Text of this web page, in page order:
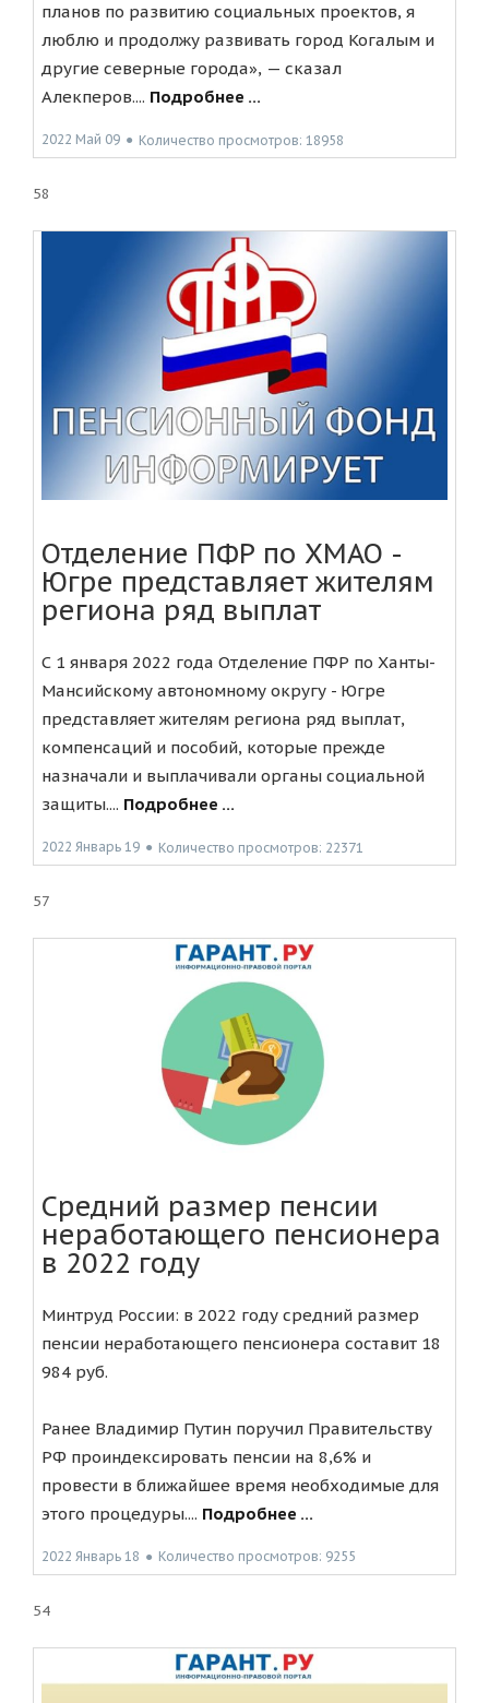
планов по развитию социальных проектов, я
люблю и продолжу развивать город Когалым и
другие северные города», — сказал
Алекперов.... Подробнее ...
2022 Май 09 ● Количество просмотров: 18958
58
Отделение ПФР по ХМАО -
Югре представляет жителям
региона ряд выплат
С 1 января 2022 года Отделение ПФР по Ханты-
Мансийскому автономному округу - Югре
представляет жителям региона ряд выплат,
компенсаций и пособий, которые прежде
назначали и выплачивали органы социальной
защиты.... Подробнее ...
2022 Январь 19 ● Количество просмотров: 22371
57
Средний размер пенсии
неработающего пенсионера
в 2022 году
Минтруд России: в 2022 году средний размер
пенсии неработающего пенсионера составит 18
984 руб.
Ранее Владимир Путин поручил Правительству
РФ проиндексировать пенсии на 8,6% и
провести в ближайшее время необходимые для
этого процедуры.... Подробнее ...
2022 Январь 18 ● Количество просмотров: 9255
54